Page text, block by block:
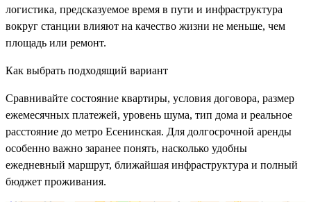
логистика, предсказуемое время в пути и инфраструктура
вокруг станции влияют на качество жизни не меньше, чем
площадь или ремонт.
Как выбрать подходящий вариант
Сравнивайте состояние квартиры, условия договора, размер
ежемесячных платежей, уровень шума, тип дома и реальное
расстояние до метро Есенинская. Для долгосрочной аренды
особенно важно заранее понять, насколько удобны
ежедневный маршрут, ближайшая инфраструктура и полный
бюджет проживания.